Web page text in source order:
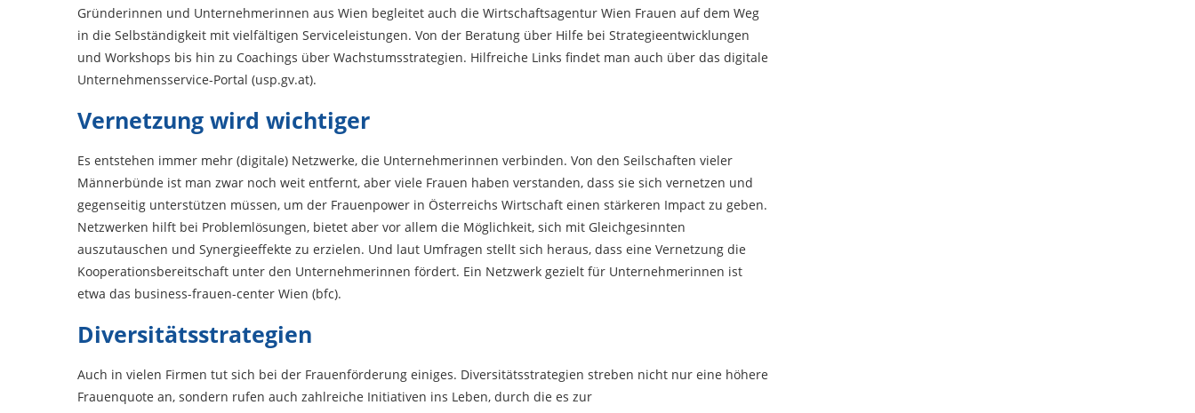
Gründerinnen und Unternehmerinnen aus Wien begleitet auch die Wirtschaftsagentur Wien Frauen auf dem Weg
in die Selbständigkeit mit vielfältigen Serviceleistungen. Von der Beratung über Hilfe bei Strategieentwicklungen
und Workshops bis hin zu Coachings über Wachstumsstrategien. Hilfreiche Links findet man auch über das digitale
Unternehmensservice-Portal (usp.gv.at).
Vernetzung wird wichtiger
Es entstehen immer mehr (digitale) Netzwerke, die Unternehmerinnen verbinden. Von den Seilschaften vieler
Männerbünde ist man zwar noch weit entfernt, aber viele Frauen haben verstanden, dass sie sich vernetzen und
gegenseitig unterstützen müssen, um der Frauenpower in Österreichs Wirtschaft einen stärkeren Impact zu geben.
Netzwerken hilft bei Problemlösungen, bietet aber vor allem die Möglichkeit, sich mit Gleichgesinnten
auszutauschen und Synergieeffekte zu erzielen. Und laut Umfragen stellt sich heraus, dass eine Vernetzung die
Kooperationsbereitschaft unter den Unternehmerinnen fördert. Ein Netzwerk gezielt für Unternehmerinnen ist
etwa das business-frauen-center Wien (bfc).
Diversitätsstrategien
Auch in vielen Firmen tut sich bei der Frauenförderung einiges. Diversitätsstrategien streben nicht nur eine höhere
Frauenquote an, sondern rufen auch zahlreiche Initiativen ins Leben, durch die es zur